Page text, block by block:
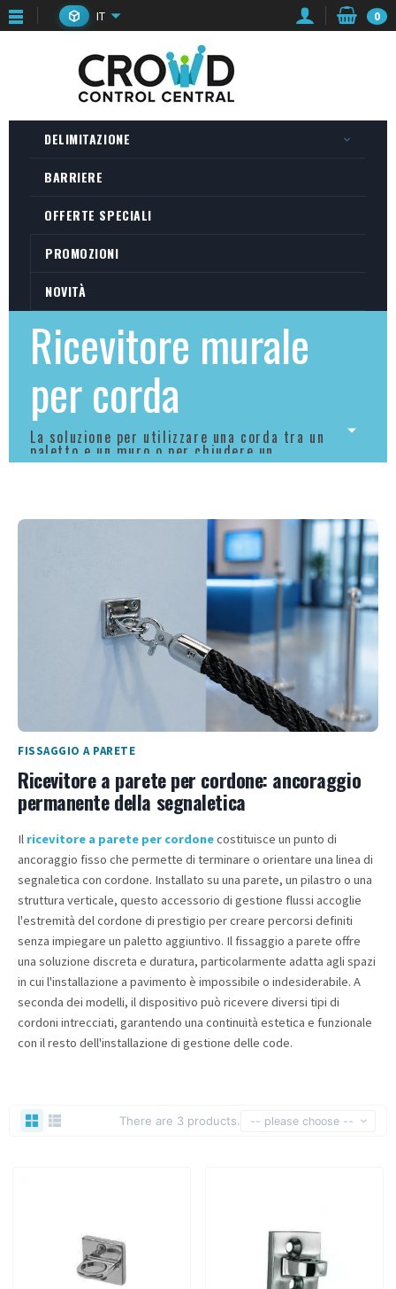
IT 0
DELIMITAZIONE
BARRIERE
OFFERTE SPECIALI
PROMOZIONI
NOVITÀ
Ricevitore murale
per corda
La soluzione per utilizzare una corda tra un
paletto e un muro o per chiudere un
corridoio.
FISSAGGIO A PARETE
Ricevitore a parete per cordone: ancoraggio
permanente della segnaletica
Il ricevitore a parete per cordonecostituisce un punto di
ancoraggio fisso che permette di terminare o orientare una linea di
segnaletica con cordone. Installato su una parete, un pilastro o una
struttura verticale, questo accessorio di gestione flussi accoglie
l'estremità del cordone di prestigio per creare percorsi definiti
senza impiegare un paletto aggiuntivo. Il fissaggio a parete offre
una soluzione discreta e duratura, particolarmente adatta agli spazi
in cui l'installazione a pavimento è impossibile o indesiderabile. A
seconda dei modelli, il dispositivo può ricevere diversi tipi di
cordoni intrecciati, garantendo una continuità estetica e funzionale
con il resto dell'installazione di gestione delle code.
There are 3 products. -- please choose --